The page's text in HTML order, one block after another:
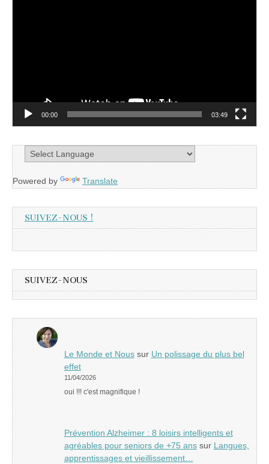
00:00 03:49
Powered by Translate
SUIVEZ-NOUS !
SUIVEZ-NOUS
Le Monde et Noussur Un polissage du plus bel
effet
11/04/2026
oui !!! c'est magnifique !
Prévention Alzheimer : 8 loisirs intelligents et
agréables pour seniors de +75 anssur Langues,
apprentissages et vieillissement…